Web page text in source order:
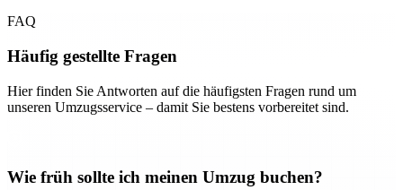
FAQ
Häufig gestellte Fragen
Hier finden Sie Antworten auf die häufigsten Fragen rund um
unseren Umzugsservice – damit Sie bestens vorbereitet sind.
Wie früh sollte ich meinen Umzug buchen?